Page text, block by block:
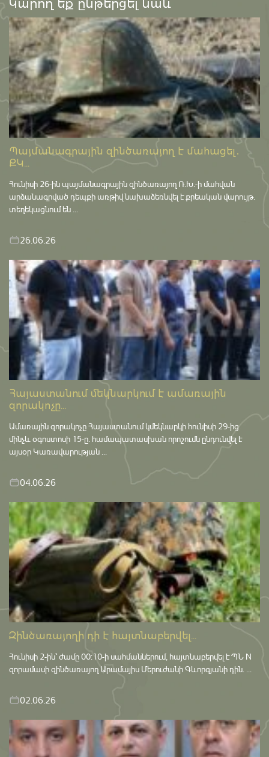
Կարող եք ընթերցել նաև՝
Պայմանագրային զինծառայող է մահացել․
ՔԿ...
Հունիսի 26-ին պայմանագրային զինծառայող Ռ.Խ.-ի մահվան
արձանագրված դեպքի առթիվ նախաձեռնվել է քրեական վարույթ․
տեղեկացնում են ...
26.06.26
Հայաստանում մեկնարկում է ամառային
զորակոչը...
Ամառային զորակոչը Հայաստանում կմեկնարկի հունիսի 29-ից
մինչև օգոստոսի 15-ը․ համապատասխան որոշումն ընդունվել է
այսօր Կառավարության ...
04.06.26
Զինծառայողի դի է հայտնաբերվել...
Հունիսի 2-ին՝ ժամը 00:10-ի սահմաններում, հայտնաբերվել է ՊՆ N
զորամասի զինծառայող Արամայիս Մերուժանի Գևորգյանի դին. ...
02.06.26